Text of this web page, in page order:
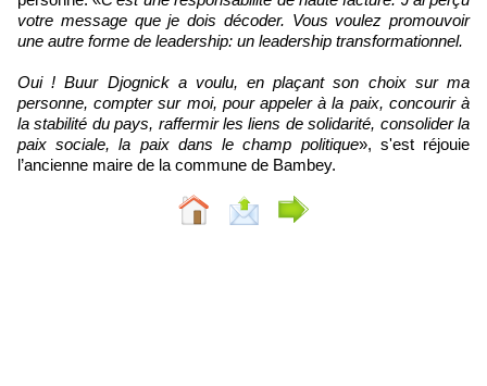
votre message que je dois décoder. Vous voulez promouvoir
une autre forme de leadership: un leadership transformationnel.
Oui ! Buur Djognick a voulu, en plaçant son choix sur ma
personne, compter sur moi, pour appeler à la paix, concourir à
la stabilité du pays, raffermir les liens de solidarité, consolider la
paix sociale, la paix dans le champ politique», s'est réjouie
l’ancienne maire de la commune de Bambey.